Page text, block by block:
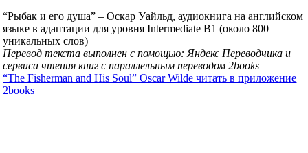
“Рыбак и его душа” – Оскар Уайльд, аудиокнига на английском
языке в адаптации для уровня Intermediate B1 (около 800
уникальных слов)
Перевод текста выполнен с помощью: Яндекс Переводчика и
сервиса чтения книг с параллельным переводом 2books
“The Fisherman and His Soul” Oscar Wilde читать в приложение
2books